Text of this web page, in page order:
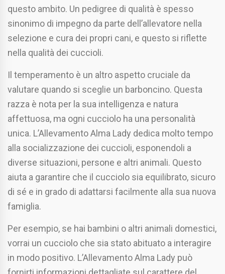
questo ambito. Un pedigree di qualità è spesso
sinonimo di impegno da parte dell’allevatore nella
selezione e cura dei propri cani, e questo si riflette
nella qualità dei cuccioli.
Il temperamento è un altro aspetto cruciale da
valutare quando si sceglie un barboncino. Questa
razza è nota per la sua intelligenza e natura
affettuosa, ma ogni cucciolo ha una personalità
unica. L’Allevamento Alma Lady dedica molto tempo
alla socializzazione dei cuccioli, esponendoli a
diverse situazioni, persone e altri animali. Questo
aiuta a garantire che il cucciolo sia equilibrato, sicuro
di sé e in grado di adattarsi facilmente alla sua nuova
famiglia.
Per esempio, se hai bambini o altri animali domestici,
vorrai un cucciolo che sia stato abituato a interagire
in modo positivo. L’Allevamento Alma Lady può